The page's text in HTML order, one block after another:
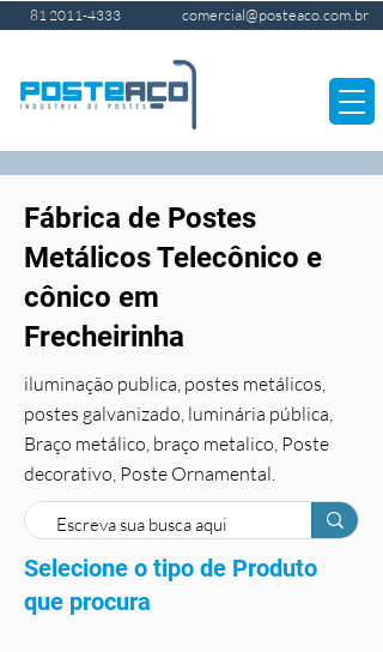
81 2011-4333 comercial@posteaco.com.br
Fábrica de Postes
Metálicos Telecônico e
cônico em
Frecheirinha
iluminação publica, postes metálicos,
postes galvanizado, luminária pública,
Braço metálico, braço metalico, Poste
decorativo, Poste Ornamental.
Selecione o tipo de Produto
que procura